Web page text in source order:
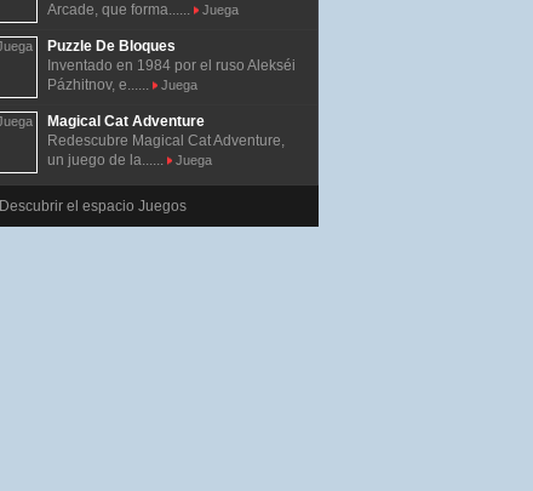
Arcade, que forma......
Juega
Puzzle De Bloques
Inventado en 1984 por el ruso Alekséi
Pázhitnov, e......
Juega
Magical Cat Adventure
Redescubre Magical Cat Adventure,
un juego de la......
Juega
Descubrir el espacio Juegos